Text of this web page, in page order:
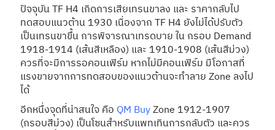
ปัจจุบัน TF H4 เกิดการเสียเทรนขาลง และ ราคากลับไป
ทดสอบแนวต้าน 1930 เนื่องจาก TF H4 ยังไม่ได้ปรับตัว
เป็นเทรนขาขึ้น การพิจารณาเทรดบาย ใน กรอบ Demand
1918-1914 (เส้นสีเหลือง) และ 1910-1908 (เส้นสีม่วง)
ควรที่จะมีการรอคอนเฟิร์ม หากไม่มีคอนเฟิร์ม มีโอกาสที่
แรงขายจากการทดสอบของแนวต้านจะทำลาย Zone ลงไป
ได้
อีกหนึ่งจุดที่น่าสนใจ คือ QM BuyZone 1912-1907
(กรอบสีม่วง) เป็นโซนสำหรับแพทเทินการกลับตัว และควร